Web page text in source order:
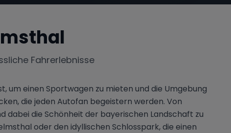
Fahrerlebnisse
um einen Sportwagen zu mieten und die Umgebung
die jeden Autofan begeistern werden. Von
dabei die Schönheit der bayerischen Landschaft zu
oder den idyllischen Schlosspark, die einen